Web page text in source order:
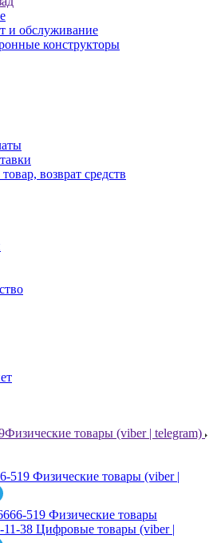
и обслуживание
конструкторы
возврат средств
Физические товары (viber | telegram)
519 Физические товары (viber |
519 Физические товары
11-38 Цифровые товары (viber |